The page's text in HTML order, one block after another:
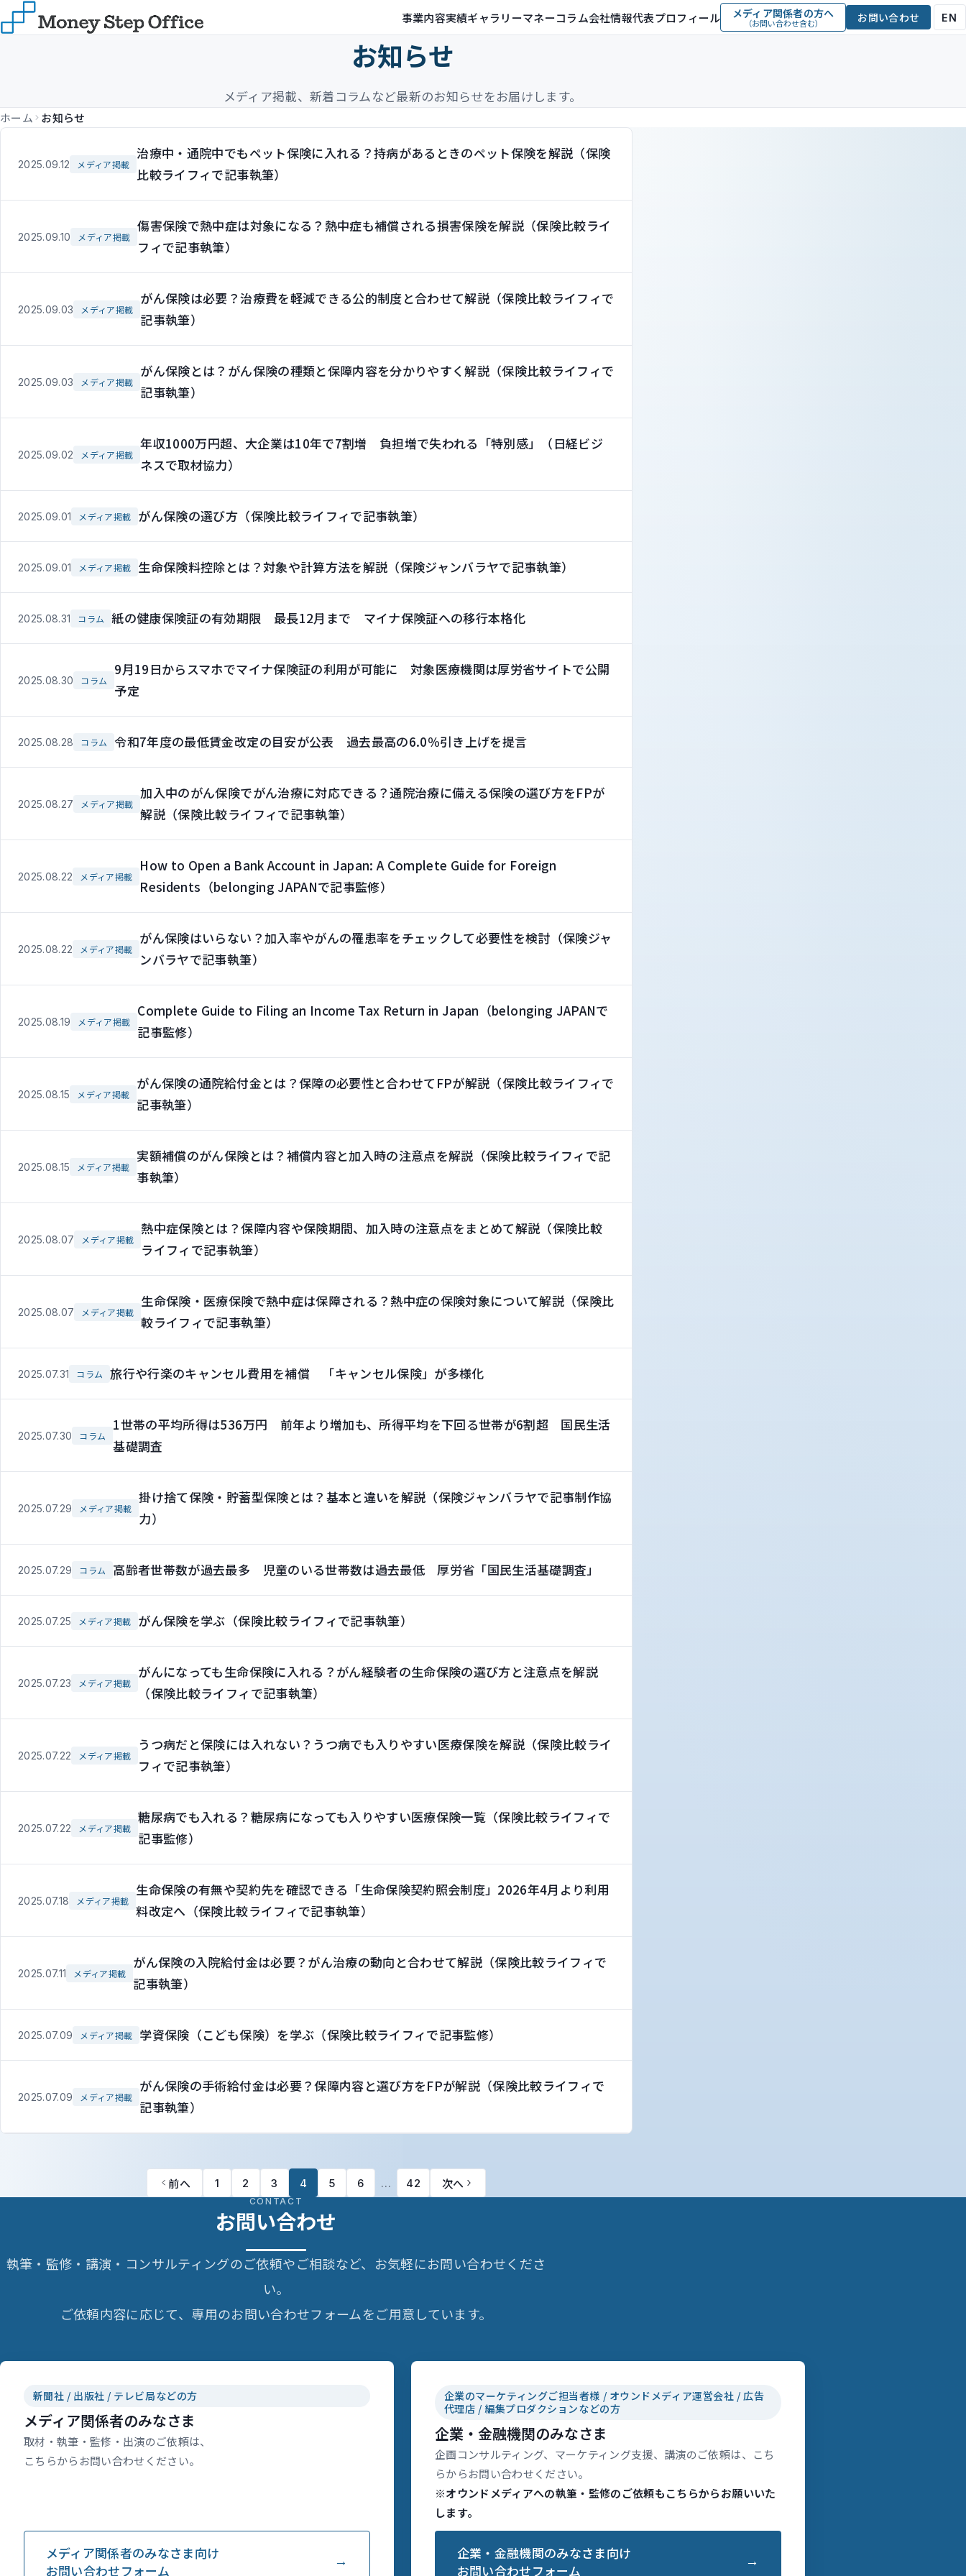
事業内容実績ギャラリーマネーコラム会社情報代表プロフィール メディア関係者の方へ
（お問い合わせ含む） お問い合わせ EN
お知らせ
メディア掲載、新着コラムなど最新のお知らせをお届けします。
ホーム お知らせ
2025.09.12 メディア掲載
治療中・通院中でもペット保険に入れる？持病があるときのペット保険を解説（保険
比較ライフィで記事執筆）
2025.09.10 メディア掲載
傷害保険で熱中症は対象になる？熱中症も補償される損害保険を解説（保険比較ライ
フィで記事執筆）
2025.09.03 メディア掲載
がん保険は必要？治療費を軽減できる公的制度と合わせて解説（保険比較ライフィで
記事執筆）
2025.09.03 メディア掲載
がん保険とは？がん保険の種類と保障内容を分かりやすく解説（保険比較ライフィで
記事執筆）
2025.09.02 メディア掲載
年収1000万円超、大企業は10年で7割増 負担増で失われる「特別感」（日経ビジ
ネスで取材協力）
2025.09.01 メディア掲載 がん保険の選び方（保険比較ライフィで記事執筆）
2025.09.01 メディア掲載 生命保険料控除とは？対象や計算方法を解説（保険ジャンバラヤで記事執筆）
2025.08.31 コラム 紙の健康保険証の有効期限 最長12月まで マイナ保険証への移行本格化
2025.08.30 コラム
9月19日からスマホでマイナ保険証の利用が可能に 対象医療機関は厚労省サイトで公開
予定
2025.08.28 コラム 令和7年度の最低賃金改定の目安が公表 過去最高の6.0％引き上げを提言
2025.08.27 メディア掲載
加入中のがん保険でがん治療に対応できる？通院治療に備える保険の選び方をFPが
解説（保険比較ライフィで記事執筆）
2025.08.22 メディア掲載
How to Open a Bank Account in Japan: A Complete Guide for Foreign
Residents（belonging JAPANで記事監修）
2025.08.22 メディア掲載
がん保険はいらない？加入率やがんの罹患率をチェックして必要性を検討（保険ジャ
ンバラヤで記事執筆）
2025.08.19 メディア掲載
Complete Guide to Filing an Income Tax Return in Japan（belonging JAPANで
記事監修）
2025.08.15 メディア掲載
がん保険の通院給付金とは？保障の必要性と合わせてFPが解説（保険比較ライフィで
記事執筆）
2025.08.15 メディア掲載
実額補償のがん保険とは？補償内容と加入時の注意点を解説（保険比較ライフィで記
事執筆）
2025.08.07 メディア掲載
熱中症保険とは？保障内容や保険期間、加入時の注意点をまとめて解説（保険比較
ライフィで記事執筆）
2025.08.07 メディア掲載
生命保険・医療保険で熱中症は保障される？熱中症の保険対象について解説（保険比
較ライフィで記事執筆）
2025.07.31 コラム 旅行や行楽のキャンセル費用を補償 「キャンセル保険」が多様化
2025.07.30 コラム
1世帯の平均所得は536万円 前年より増加も、所得平均を下回る世帯が6割超 国民生活
基礎調査
2025.07.29 メディア掲載
掛け捨て保険・貯蓄型保険とは？基本と違いを解説（保険ジャンバラヤで記事制作協
力）
2025.07.29 コラム 高齢者世帯数が過去最多 児童のいる世帯数は過去最低 厚労省「国民生活基礎調査」
2025.07.25 メディア掲載 がん保険を学ぶ（保険比較ライフィで記事執筆）
2025.07.23 メディア掲載
がんになっても生命保険に入れる？がん経験者の生命保険の選び方と注意点を解説
（保険比較ライフィで記事執筆）
2025.07.22 メディア掲載
うつ病だと保険には入れない？うつ病でも入りやすい医療保険を解説（保険比較ライ
フィで記事執筆）
2025.07.22 メディア掲載
糖尿病でも入れる？糖尿病になっても入りやすい医療保険一覧（保険比較ライフィで
記事監修）
2025.07.18 メディア掲載
生命保険の有無や契約先を確認できる「生命保険契約照会制度」2026年4月より利用
料改定へ（保険比較ライフィで記事執筆）
2025.07.11 メディア掲載
がん保険の入院給付金は必要？がん治療の動向と合わせて解説（保険比較ライフィで
記事執筆）
2025.07.09 メディア掲載 学資保険（こども保険）を学ぶ（保険比較ライフィで記事監修）
2025.07.09 メディア掲載
がん保険の手術給付金は必要？保障内容と選び方をFPが解説（保険比較ライフィで
記事執筆）
前へ 1 2 3 4 5 6 … 42 次へ
CONTACT
お問い合わせ
執筆・監修・講演・コンサルティングのご依頼やご相談など、お気軽にお問い合わせくださ
い。
ご依頼内容に応じて、専用のお問い合わせフォームをご用意しています。
新聞社 / 出版社 / テレビ局などの方
メディア関係者のみなさま
取材・執筆・監修・出演のご依頼は、
こちらからお問い合わせください。
メディア関係者のみなさま向け
お問い合わせフォーム
企業のマーケティングご担当者様 / オウンドメディア運営会社 / 広告
代理店 / 編集プロダクションなどの方
企業・金融機関のみなさま
企画コンサルティング、マーケティング支援、講演のご依頼は、こち
らからお問い合わせください。
※オウンドメディアへの執筆・監修のご依頼もこちらからお願いいた
します。
企業・金融機関のみなさま向け
お問い合わせフォーム